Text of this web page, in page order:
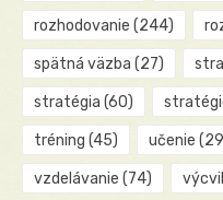
rozhodovanie (244)
spätná väzba (27)
stratégia (60)
tréning (45) učenie
vzdelávanie (74)